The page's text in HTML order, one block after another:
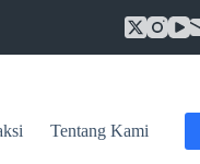
Tentang Kami